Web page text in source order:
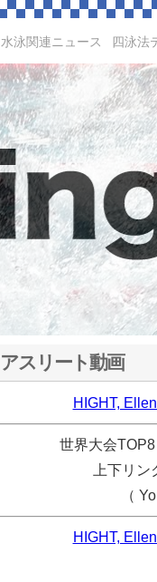
水泳関連ニュース 四泳法
アスリート動画
HIGHT,
世界大会TOP8
上下リ
（
HIGHT,